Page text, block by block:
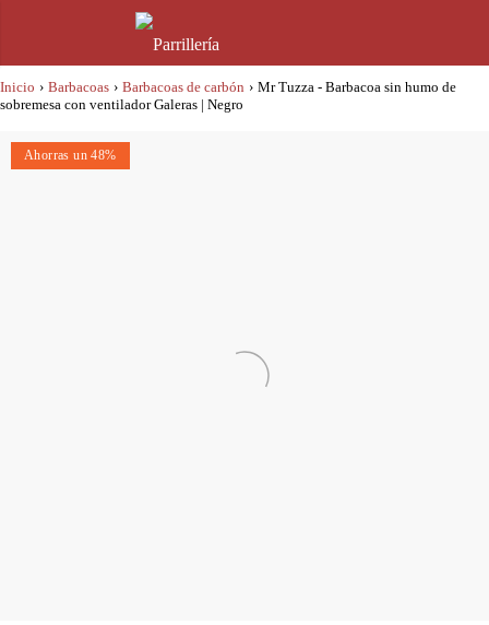
Inicio › Barbacoas › Barbacoas de carbón › Mr Tuzza - Barbacoa sin humo de
sobremesa con ventilador Galeras | Negro
Ahorras un 48%